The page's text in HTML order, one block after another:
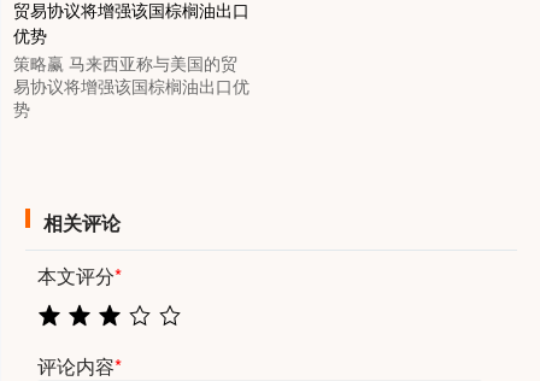
策略赢 马来西亚称与美国的贸
易协议将增强该国棕榈油出口优
势
相关评论
本文评分*
评论内容*